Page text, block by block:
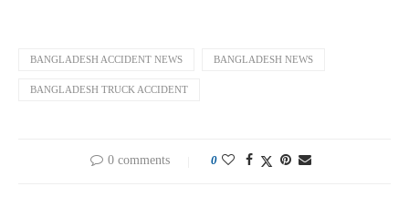
BANGLADESH ACCIDENT NEWS BANGLADESH NEWS
BANGLADESH TRUCK ACCIDENT
0 comments 0